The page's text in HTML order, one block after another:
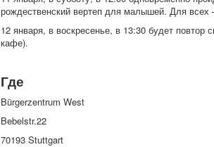
рождественский вертеп для малышей. Для
12 января, в воскресенье, в 13:30 будет повтор
кафе).
Где
Bürgerzentrum West
Bebelstr.22
70193 Stuttgart